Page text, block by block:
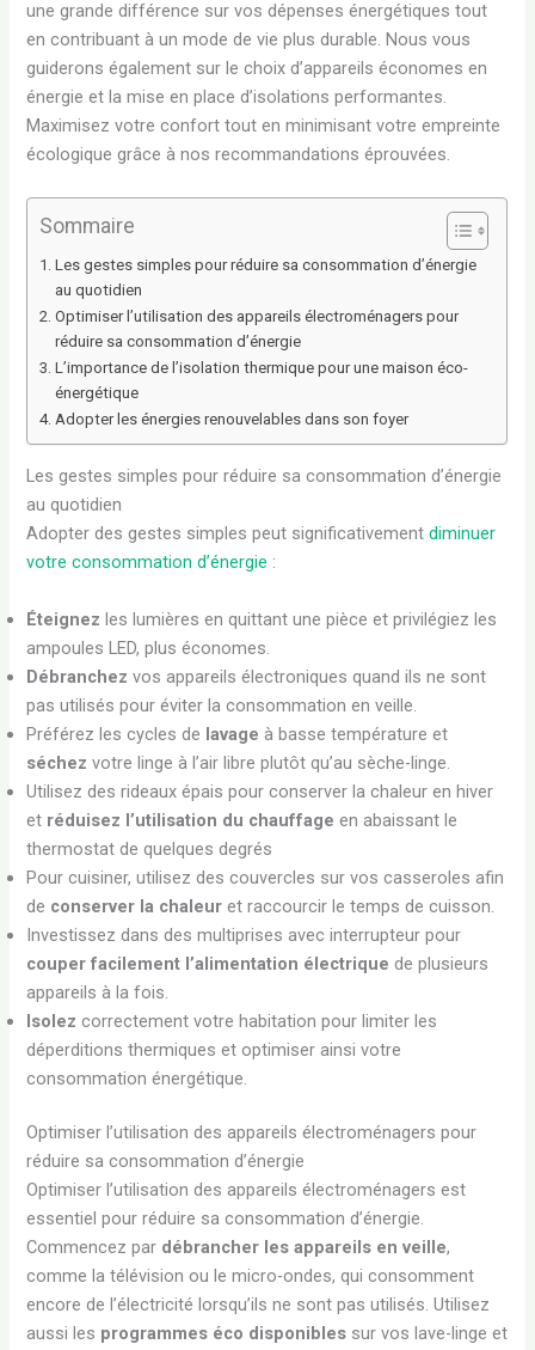
une grande différence sur vos dépenses énergétiques tout
en contribuant à un mode de vie plus durable. Nous vous
guiderons également sur le choix d’appareils économes en
énergie et la mise en place d’isolations performantes.
Maximisez votre confort tout en minimisant votre empreinte
écologique grâce à nos recommandations éprouvées.
Sommaire
Les gestes simples pour réduire sa consommation d’énergie
au quotidien
Optimiser l’utilisation des appareils électroménagers pour
réduire sa consommation d’énergie
L’importance de l’isolation thermique pour une maison éco-
énergétique
Adopter les énergies renouvelables dans son foyer
Les gestes simples pour réduire sa consommation d’énergie
au quotidien
Adopter des gestes simples peut significativementdiminuer
votre consommation d’énergie :
Éteignez les lumières en quittant une pièce et privilégiez les
ampoules LED, plus économes.
Débranchez vos appareils électroniques quand ils ne sont
pas utilisés pour éviter la consommation en veille.
Préférez les cycles de lavage à basse température et
séchez votre linge à l’air libre plutôt qu’au sèche-linge.
Utilisez des rideaux épais pour conserver la chaleur en hiver
et réduisez l’utilisation du chauffage en abaissant le
thermostat de quelques degrés
Pour cuisiner, utilisez des couvercles sur vos casseroles afin
de conserver la chaleur et raccourcir le temps de cuisson.
Investissez dans des multiprises avec interrupteur pour
couper facilement l’alimentation électriquede plusieurs
appareils à la fois.
Isolez correctement votre habitation pour limiter les
déperditions thermiques et optimiser ainsi votre
consommation énergétique.
Optimiser l’utilisation des appareils électroménagers pour
réduire sa consommation d’énergie
Optimiser l’utilisation des appareils électroménagers est
essentiel pour réduire sa consommation d’énergie.
Commencez par débrancher les appareils en veille,
comme la télévision ou le micro-ondes, qui consomment
encore de l’électricité lorsqu’ils ne sont pas utilisés. Utilisez
aussi les programmes éco disponibles sur vos lave-linge et